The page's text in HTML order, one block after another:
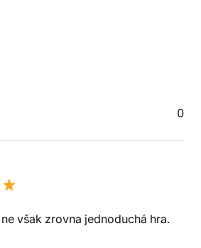
0
však zrovna jednoduchá hra.